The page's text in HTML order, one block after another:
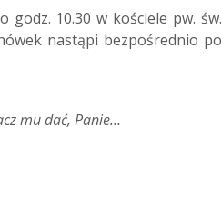
10.30 w kościele pw. św.
nastąpi bezpośrednio po
mu dać, Panie…